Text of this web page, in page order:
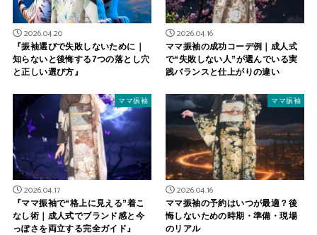
2026.04.20
『振袖選びで失敗しないために｜
知らないと後悔する7つの落とし穴
と正しい選び方』
2026.04.16
ママ振袖の成功コーデ例｜成人式
で“失敗しない人”が選んでいる実
践バランスと仕上がりの違い
ママ振袖
2026.04.17
『ママ振袖で“格上に見える”着こ
なし術｜成人式でブランド感と今
っぽさを両立する完全ガイド』
ママ振袖
2026.04.16
ママ振袖の予約はいつが最適？後
悔しないための時期・準備・現場
のリアル